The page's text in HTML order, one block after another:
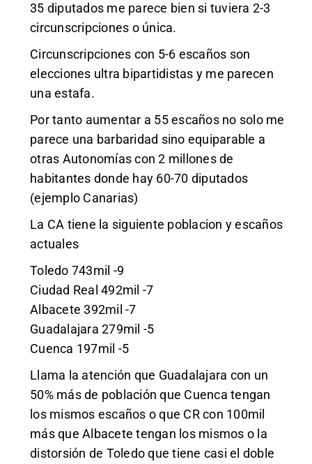
35 diputados me parece bien si tuviera 2-3
circunscripciones o única.
Circunscripciones con 5-6 escaños son
elecciones ultra bipartidistas y me parecen
una estafa.
Por tanto aumentar a 55 escaños no solo me
parece una barbaridad sino equiparable a
otras Autonomías con 2 millones de
habitantes donde hay 60-70 diputados
(ejemplo Canarias)
La CA tiene la siguiente poblacion y escaños
actuales
Toledo 743mil -9
Ciudad Real 492mil -7
Albacete 392mil -7
Guadalajara 279mil -5
Cuenca 197mil -5
Llama la atención que Guadalajara con un
50% más de población que Cuenca tengan
los mismos escaños o que CR con 100mil
más que Albacete tengan los mismos o la
distorsión de Toledo que tiene casi el doble